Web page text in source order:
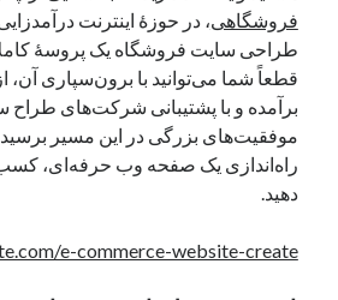
بایگانی‌ها
مارس 2026
فوریه 2026
ژانویه 2026
دسامبر 2025
آگوست 2025
جولای 2025
فروشگاهی، در حوزهٔ اینترنت درآمدزایی
طراحی سایت فروشگاه یک پروسهٔ
قطعاً شما می‌توانید با برون‌سپاری
برآمده و با پشتیبانی شرکت‌های طراح
موفقیت‌های بزرگی در این مسیر برسید.
راه‌اندازی یک صفحه وب حرفه‌ای،
دهید.
e-commerce-website-create